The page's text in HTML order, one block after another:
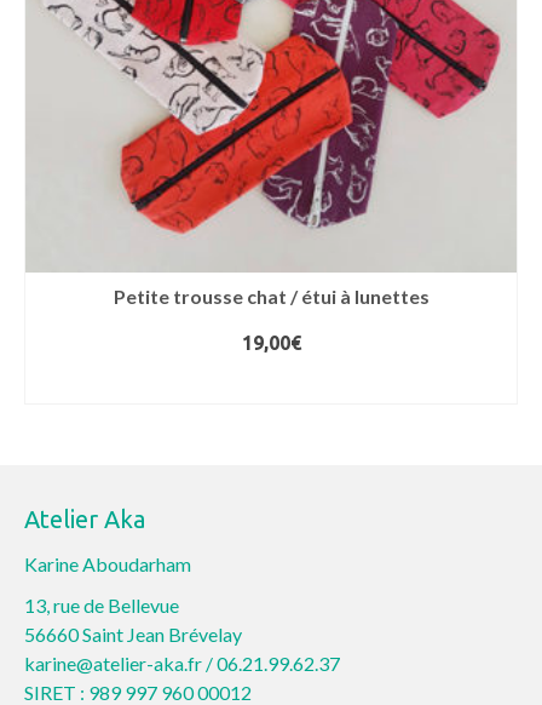
choisies
sur
la
page
du
produit
Petite trousse chat / étui à lunettes
19,00€
Atelier Aka
Karine Aboudarham
13, rue de Bellevue
56660 Saint Jean Brévelay
karine@atelier-aka.fr /06.21.99.62.37
SIRET : 989 997 960 00012